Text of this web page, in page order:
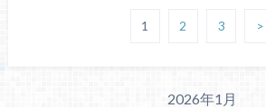
1 2 3 >
2026年1月